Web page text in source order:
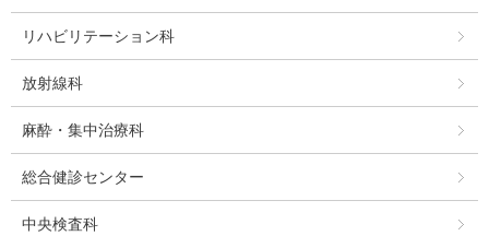
リハビリテーション科
放射線科
麻酔・集中治療科
総合健診センター
中央検査科